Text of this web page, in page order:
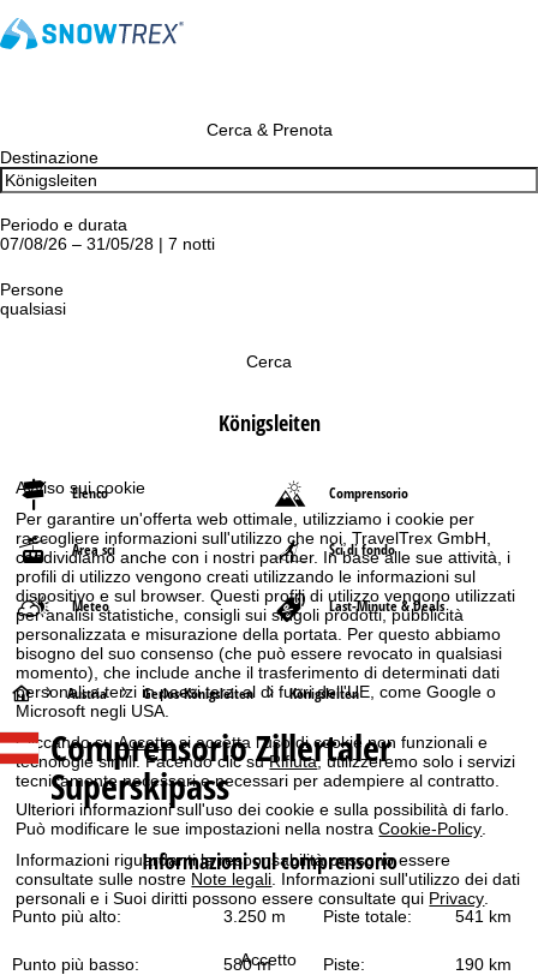
Avviso sui cookie
Per garantire un'offerta web ottimale, utilizziamo i cookie per
raccogliere informazioni sull'utilizzo che noi, TravelTrex GmbH,
condividiamo anche con i nostri partner. In base alle sue attività, i
profili di utilizzo vengono creati utilizzando le informazioni sul
dispositivo e sul browser. Questi profili di utilizzo vengono utilizzati
per analisi statistiche, consigli sui singoli prodotti, pubblicità
personalizzata e misurazione della portata. Per questo abbiamo
bisogno del suo consenso (che può essere revocato in qualsiasi
momento), che include anche il trasferimento di determinati dati
personali a terzi in paesi terzi al di fuori dell'UE, come Google o
Microsoft negli USA.
Cliccando suAccettosi accetta l'uso di cookie non funzionali e
tecnologie simili. Facendo clic suRifiuta, utilizzeremo solo i servizi
tecnicamente necessari e necessari per adempiere al contratto.
Ulteriori informazioni sull'uso dei cookie e sulla possibilità di farlo.
Può modificare le sue impostazioni nella nostraCookie-Policy
Informazioni riguardanti la responsabilità possono essere
consultate sulle nostre Note legali . Informazioni sull'utilizzo dei dati
personali e i Suoi diritti possono essere consultate qui Privacy
Accetto
Cerca & Prenota
Destinazione
Periodo e durata
07/08/26 – 31/05/28 | 7 notti
Persone
qualsiasi
Cerca
Königsleiten
Elenco Comprensorio
Area sci Sci di fondo
Meteo Last-Minute & Deals
H
o
m
e
p
Austria Gerlos-Königsleiten Königsleiten
Comprensorio Zillertaler
Superskipass
Informazioni sul comprensorio
Punto più alto: 3.250 m Piste totale: 541 km
Punto più basso: 580 m Piste: 190 km